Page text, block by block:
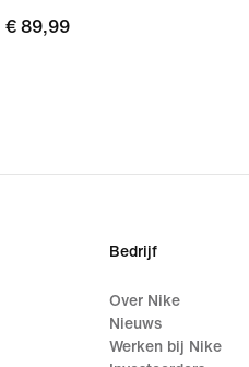
€ 89,99
€ 89,99
Bedrijf
Over Nike
Nieuws
Werken bij Nike